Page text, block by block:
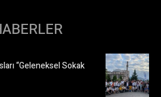
“Geleneksel Sokak